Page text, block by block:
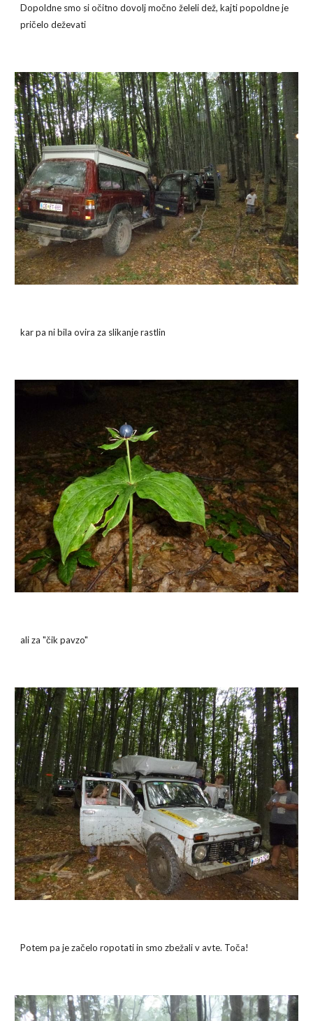
Dopoldne smo si očitno dovolj močno želeli dež, kajti popoldne je
pričelo deževati
kar pa ni bila ovira za slikanje rastlin
ali za "čik pavzo"
Potem pa je začelo ropotati in smo zbežali v avte. Toča!